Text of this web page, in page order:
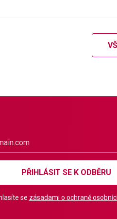
PŘIHLÁSIT SE K ODBĚRU
se zásadami o ochraně